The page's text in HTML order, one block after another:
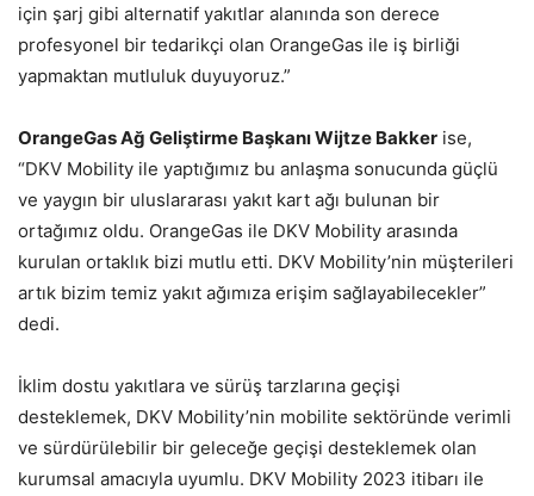
için şarj gibi alternatif yakıtlar alanında son derece
profesyonel bir tedarikçi olan OrangeGas ile iş birliği
yapmaktan mutluluk duyuyoruz.”
OrangeGas Ağ Geliştirme Başkanı Wijtze Bakker ise,
“DKV Mobility ile yaptığımız bu anlaşma sonucunda güçlü
ve yaygın bir uluslararası yakıt kart ağı bulunan bir
ortağımız oldu. OrangeGas ile DKV Mobility arasında
kurulan ortaklık bizi mutlu etti. DKV Mobility’nin müşterileri
artık bizim temiz yakıt ağımıza erişim sağlayabilecekler”
dedi.
İklim dostu yakıtlara ve sürüş tarzlarına geçişi
desteklemek, DKV Mobility’nin mobilite sektöründe verimli
ve sürdürülebilir bir geleceğe geçişi desteklemek olan
kurumsal amacıyla uyumlu. DKV Mobility 2023 itibarı ile